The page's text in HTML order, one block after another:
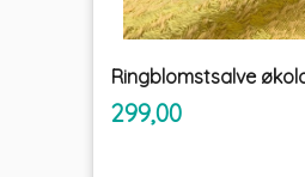
Pris
299,00mva.